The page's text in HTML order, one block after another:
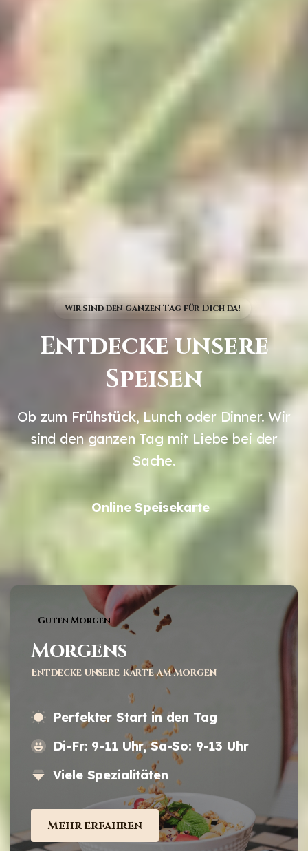
Wir sind den ganzen Tag für Dich da!
Entdeckeunsere
Speisen
Ob zum Frühstück, Lunch oder Dinner. Wir
sind den ganzen Tag mit Liebe bei der
Sache.
Online Speisekarte
Guten Morgen
Morgens
Entdecke unsere Karte am Morgen
Perfekter Start in den Tag
Di-Fr: 9-11 Uhr, Sa-So: 9-13 Uhr
Viele Spezialitäten
Mehr erfahren